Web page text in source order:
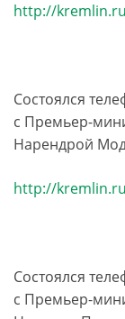
http://
Состоялся
с Премьер-
Нарендрой
http://
Состоялся
с Премьер-